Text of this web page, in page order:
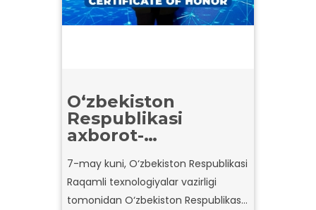
O‘zbekiston
Respublikasi
axborot-
texnologiyalari
sohasi xodimlari
kuni munosabati
7-may kuni, O‘zbekiston Respublikasi
Raqamli texnologiyalar vazirligi
tomonidan O‘zbekiston Respublikasi